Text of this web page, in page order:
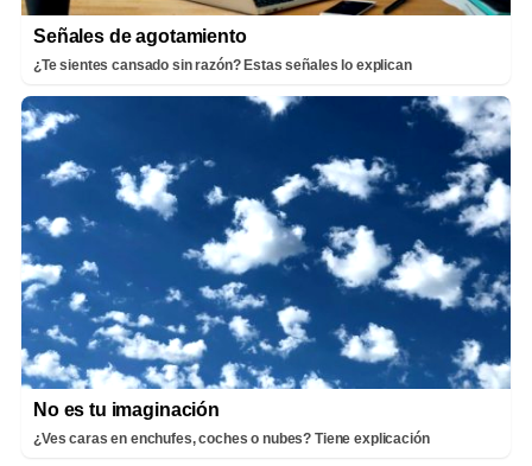
Señales de agotamiento
¿Te sientes cansado sin razón? Estas señales lo explican
No es tu imaginación
¿Ves caras en enchufes, coches o nubes? Tiene explicación